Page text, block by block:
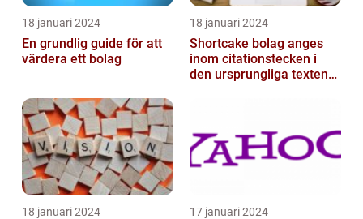
18 januari 2024
En grundlig guide för att
värdera ett bolag
18 januari 2024
Shortcake bolag anges
inom citationstecken i
den ursprungliga texten
18 januari 2024 17 januari 2024